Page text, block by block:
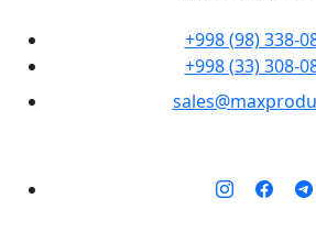
+998 (98) 338-
+998 (33) 308-